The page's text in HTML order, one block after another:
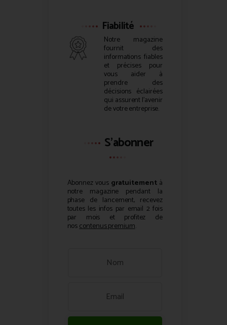
Fiabilité
Notre magazine
fournit des
informations fiables
et précises pour
vous aider à
prendre des
décisions éclairées
qui assurent l’avenir
de votre entreprise.
S'abonner
Abonnez vous gratuitementà
notre magazine pendant la
phase de lancement, recevez
toutes les infos par email 2 fois
par mois et profitez de
noscontenus premium.